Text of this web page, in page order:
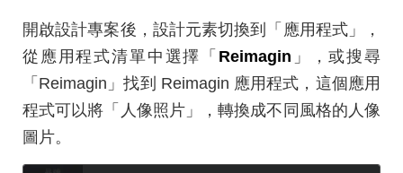
開啟設計專案後，設計元素切換到「應用程式」，
從應用程式清單中選擇「 Reimagin 」，或搜尋
「Reimagin」找到 Reimagin 應用程式，這個應用
程式可以將「人像照片」，轉換成不同風格的人像
圖片。